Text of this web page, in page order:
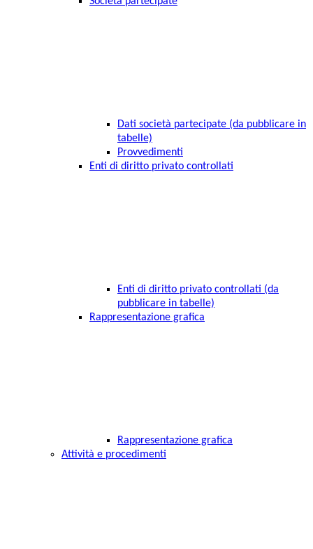
Dati società partecipate (da pubblicare in
tabelle)
Provvedimenti
Enti di diritto privato controllati
Enti di diritto privato controllati (da
pubblicare in tabelle)
Rappresentazione grafica
Rappresentazione grafica
Attività e procedimenti